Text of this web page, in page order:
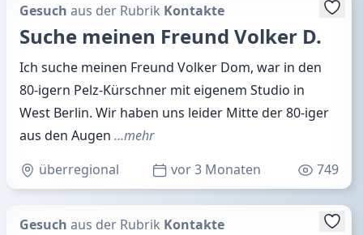
Gesuch aus der Rubrik Kontakte
Suche meinen Freund Volker D.
Ich suche meinen Freund Volker Dom, war in den
80-igern Pelz-Kürschner mit eigenem Studio in
West Berlin. Wir haben uns leider Mitte der 80-iger
aus den Augen …mehr
überregional
vor 3 Monaten 749
Gesuch aus der Rubrik Kontakte